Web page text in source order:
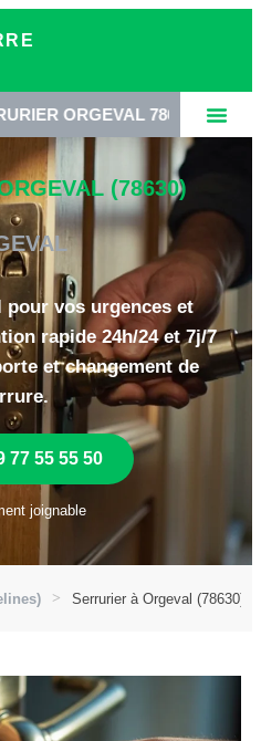
78630 •
(78630)
pour vos urgences et
rapide 24h/24 et 7j/7
et changement de
77 55 55 50
joignable
Serrurier à Orgeval (78630)